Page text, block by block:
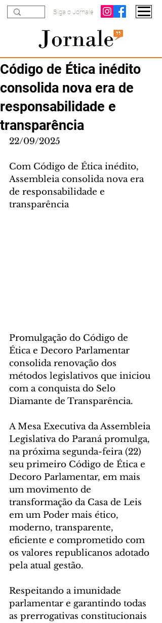
Siga o Jornale
Código de Ética inédito
consolida nova era de
responsabilidade e
transparência
22/09/2025
Com Código de Ética inédito,
Assembleia consolida nova era
de responsabilidade e
transparência
Promulgação do Código de
Ética e Decoro Parlamentar
consolida renovação dos
métodos legislativos que iniciou
com a conquista do Selo
Diamante de Transparência.
A Mesa Executiva da Assembleia
Legislativa do Paraná promulga,
na próxima segunda-feira (22)
seu primeiro Código de Ética e
Decoro Parlamentar, em mais
um movimento de
transformação da Casa de Leis
em um Poder mais ético,
moderno, transparente,
eficiente e comprometido com
os valores republicanos adotado
pela atual gestão.
Respeitando a imunidade
parlamentar e garantindo todas
as prerrogativas constitucionais